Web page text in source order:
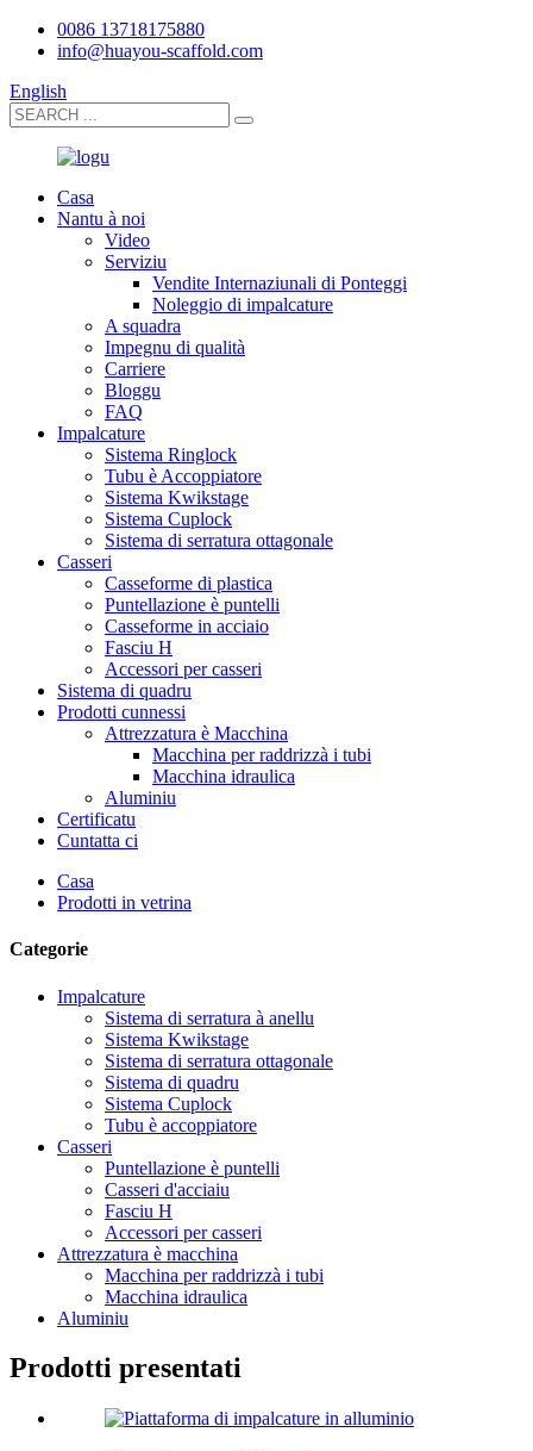
0086 13718175880
info@huayou-scaffold.com
English
Casa
Nantu à noi
Video
Serviziu
Vendite Internaziunali di Ponteggi
Noleggio di impalcature
A squadra
Impegnu di qualità
Carriere
Bloggu
FAQ
Impalcature
Sistema Ringlock
Tubu è Accoppiatore
Sistema Kwikstage
Sistema Cuplock
Sistema di serratura ottagonale
Casseri
Casseforme di plastica
Puntellazione è puntelli
Casseforme in acciaio
Fasciu H
Accessori per casseri
Sistema di quadru
Prodotti cunnessi
Attrezzatura è Macchina
Macchina per raddrizzà i tubi
Macchina idraulica
Aluminiu
Certificatu
Cuntatta ci
Casa
Prodotti in vetrina
Categorie
Impalcature
Sistema di serratura à anellu
Sistema Kwikstage
Sistema di serratura ottagonale
Sistema di quadru
Sistema Cuplock
Tubu è accoppiatore
Casseri
Puntellazione è puntelli
Casseri d'acciaiu
Fasciu H
Accessori per casseri
Attrezzatura è macchina
Macchina per raddrizzà i tubi
Macchina idraulica
Aluminiu
Prodotti presentati